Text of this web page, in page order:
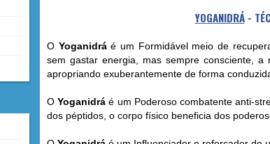
YOGANIDRÁ-
O Yoganidráé um Formidável meio de
sem gastar energia, mas sempre consciente, a
apropriando exuberantemente de forma
OYoganidrá é um Poderoso combatente anti-
dos péptidos, o corpo físico beneficia dos